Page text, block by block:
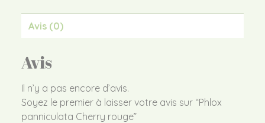
Avis (0)
Avis
Il n’y a pas encore d’avis.
Soyez le premier à laisser votre avis sur “Phlox
panniculata Cherry rouge”